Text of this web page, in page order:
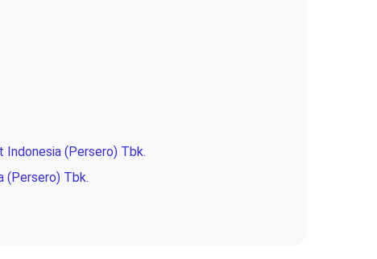
Indonesia (Persero) Tbk.
(Persero) Tbk.